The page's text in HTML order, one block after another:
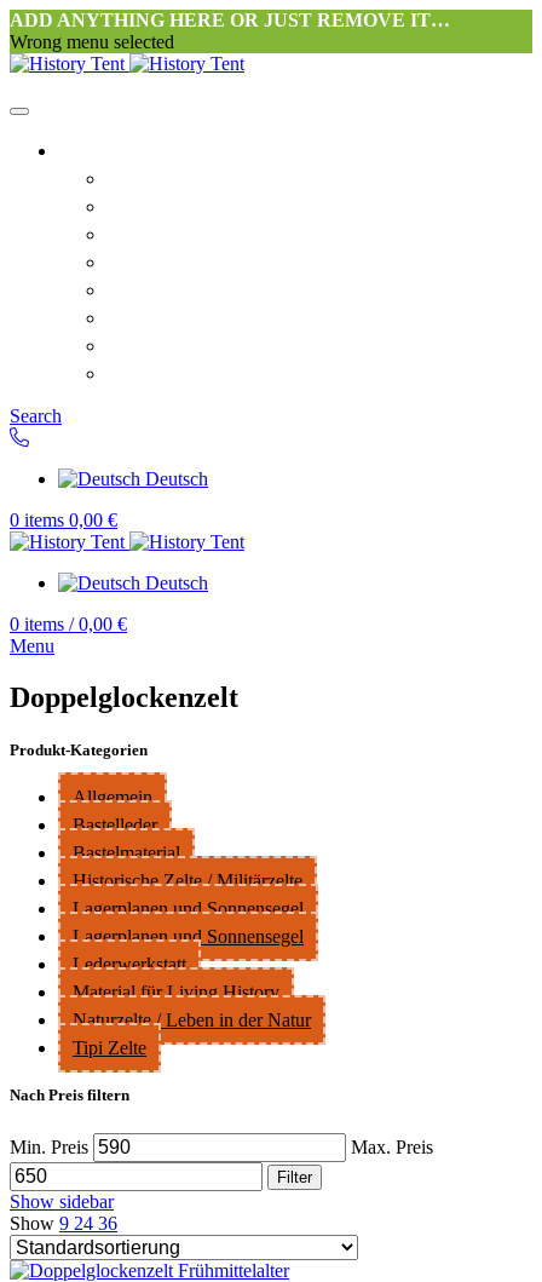
ADD ANYTHING HERE OR JUST REMOVE IT…
Wrong menu selected
Search
Deutsch
0 items 0,00 €
Deutsch
0 items / 0,00 €
Menu
Doppelglockenzelt
Produkt-Kategorien
Allgemein
Bastelleder
Bastelmaterial
Historische Zelte / Militärzelte
Lagerplanen und Sonnensegel
Lagerplanen und Sonnensegel
Lederwerkstatt
Material für Living History
Naturzelte / Leben in der Natur
Tipi Zelte
Nach Preis filtern
Min. Preis Max. Preis
Filter
Show sidebar
Show 9 24 36